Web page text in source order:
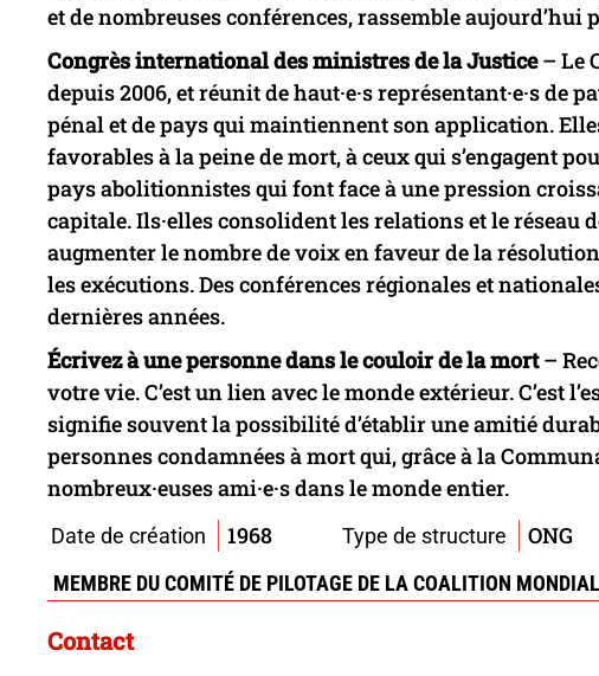
et de nombreuses conférences, rassemble
Congrès international des ministres de la Justice– Le
depuis 2006, et réunit de haut·e·s représentant·e·s
pénal et de pays qui maintiennent son application.
favorables à la peine de mort, à ceux qui s’engagent
pays abolitionnistes qui font face à une pression
capitale. Ils·elles consolident les relations et le
augmenter le nombre de voix en faveur de la
les exécutions. Des conférences régionales et
dernières années.
Écrivez à une personne dans le couloir de la mort–
votre vie. C’est un lien avec le monde extérieur. C’est
signifie souvent la possibilité d’établir une amitié
personnes condamnées à mort qui, grâce à la
nombreux·euses ami·e·s dans le monde entier.
Date de création 1968 Type de structure
MEMBRE DU COMITÉ DE PILOTAGE DE LA COALITION
Contact